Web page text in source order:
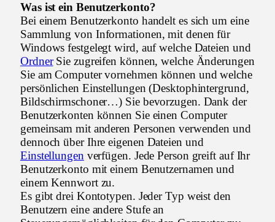
Was ist ein Benutzerkonto?
Bei einem Benutzerkonto handelt es sich um eine
Sammlung von Informationen, mit denen für
Windows festgelegt wird, auf welche Dateien und
OrdnerSie zugreifen können, welche Änderungen
Sie am Computer vornehmen können und welche
persönlichen Einstellungen (Desktophintergrund,
Bildschirmschoner…) Sie bevorzugen. Dank der
Benutzerkonten können Sie einen Computer
gemeinsam mit anderen Personen verwenden und
dennoch über Ihre eigenen Dateien und
Einstellungen verfügen. Jede Person greift auf Ihr
Benutzerkonto mit einem Benutzernamen und
einem Kennwort zu.
Es gibt drei Kontotypen. Jeder Typ weist den
Benutzern eine andere Stufe an